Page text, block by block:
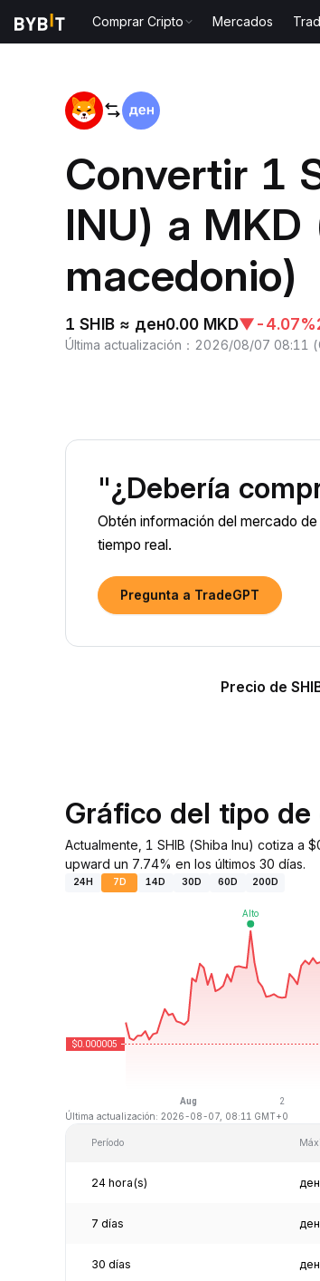
Comprar Cripto Mercados
Convertir 1
INU) a MKD
macedonio)
1 SHIB ≈ ден0.00 MKD▼-4.07%
Última actualización ： 2026/08/07 08:11 (
"¿Debería
Obtén información del mercado
tiempo real.
Pregunta a TradeGPT
Precio de
Gráfico del tipo de
Actualmente, 1 SHIB (Shiba Inu) cotiza a
upward un 7.74% en los últimos 30 días.
24H 7D 14D 30D 60D 200D
Última actualización: 2026-08-07, 08:11 GMT+0
Período
24 hora(s)
7 días
30 días